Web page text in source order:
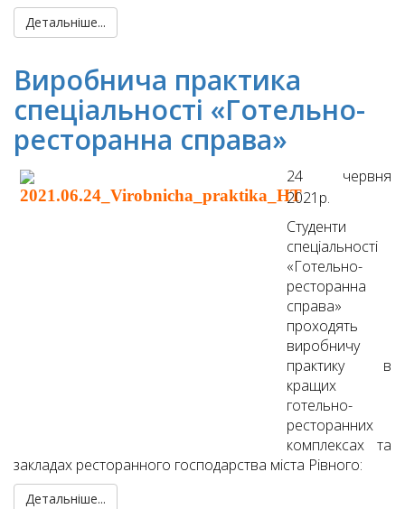
Детальніше...
Виробнича практика
спеціальності «Готельно-
ресторанна справа»
24 червня
2021р.
Студенти
спеціальності
«Готельно-
ресторанна
справа»
проходять
виробничу
практику в
кращих
готельно-
ресторанних
комплексах та
закладах ресторанного господарства міста Рівного:
Детальніше...